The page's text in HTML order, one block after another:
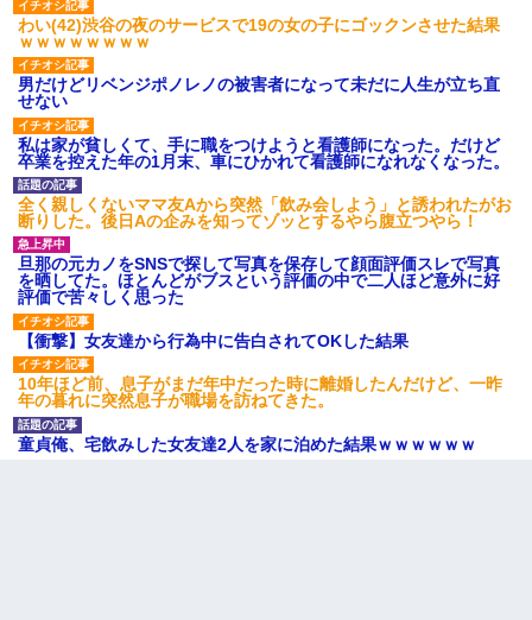
わい(42)渋谷の夜のサービスで19の女の子にゴックンさせた結果
ｗｗｗｗｗｗｗｗ
男だけどリベンジポノレノの被害者になって未だに人生が立ち直
せない
私は家が貧しくて、手に職をつけようと看護師になった。だけど
卒業を控えた年の1月末、車にひかれて看護師になれなくなった。
全く親しくないママ友Aから突然「飲み会しよう」と誘われたがお
断りした。後日Aの企みを知ってゾッとするやら腹立つやら！
旦那の元カノをSNSで探して写真を保存して顔面評価スレで写真
を晒してた。ほとんどがブスという評価の中で二人ほど意外に好
評価で苦々しく思った
【衝撃】女友達から行為中に告白されてOKした結果
10年ほど前、息子がまだ年中だった時に離婚したんだけど、一昨
年の暮れに突然息子が職場を訪ねてきた。
童貞俺、宅飲みした女友達2人を家に泊めた結果ｗｗｗｗｗｗ